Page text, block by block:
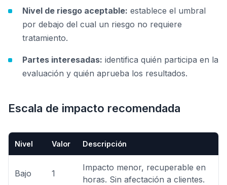
Nivel de riesgo aceptable: establece el umbral
por debajo del cual un riesgo no requiere
tratamiento.
Partes interesadas: identifica quién participa en la
evaluación y quién aprueba los resultados.
Escala de impacto recomendada
Nivel Valor Descripción
Bajo 1
Impacto menor, recuperable en
horas. Sin afectación a clientes.